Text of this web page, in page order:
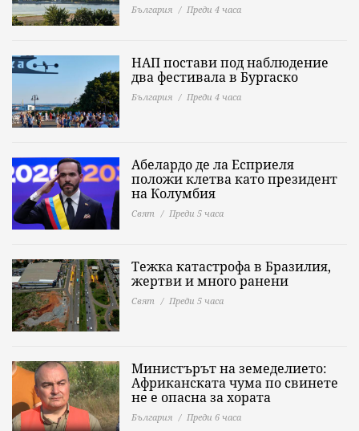
България Преди 4 часа
НАП постави под наблюдение
два фестивала в Бургаско
България Преди 4 часа
Абелардо де ла Есприеля
положи клетва като президент
на Колумбия
Свят Преди 5 часа
Тежка катастрофа в Бразилия,
жертви и много ранени
Свят Преди 5 часа
Министърът на земеделието:
Африканската чума по свинете
не е опасна за хората
България Преди 6 часа